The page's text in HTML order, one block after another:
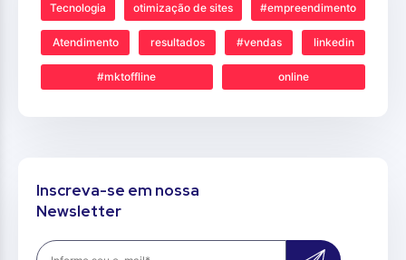
Tecnologia otimização de sites #empreendimento
Atendimento resultados #vendas linkedin
#mktoffline online
Inscreva-se em nossa
Newsletter